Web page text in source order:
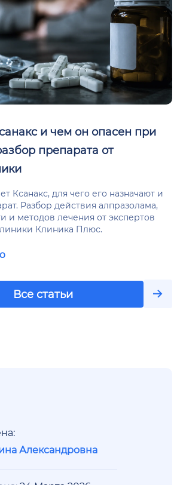
и чем он опасен при
препарата от
Ксанакс, для чего его назначают и
Разбор действия алпразолама,
и методов лечения от экспертов
Клиника Плюс.
Все статьи
Александровна